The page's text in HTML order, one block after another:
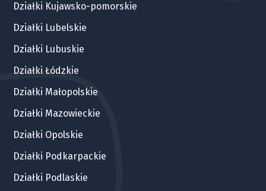
Działki Kujawsko-pomorskie
Działki Lubelskie
Działki Lubuskie
Działki Łódzkie
Działki Małopolskie
Działki Mazowieckie
Działki Opolskie
Działki Podkarpackie
Działki Podlaskie